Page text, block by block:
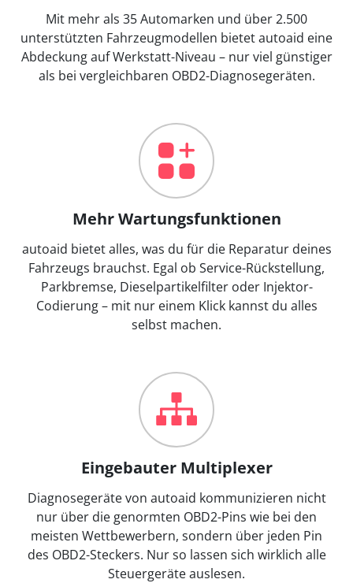
Mit mehr als 35 Automarken und über 2.500
unterstützten Fahrzeugmodellen bietet autoaid eine
Abdeckung auf Werkstatt-Niveau – nur viel günstiger
als bei vergleichbaren OBD2-Diagnosegeräten.
Mehr Wartungsfunktionen
autoaid bietet alles, was du für die Reparatur deines
Fahrzeugs brauchst. Egal ob Service-Rückstellung,
Parkbremse, Dieselpartikelfilter oder Injektor-
Codierung – mit nur einem Klick kannst du alles
selbst machen.
Eingebauter Multiplexer
Diagnosegeräte von autoaid kommunizieren nicht
nur über die genormten OBD2-Pins wie bei den
meisten Wettbewerbern, sondern über jeden Pin
des OBD2-Steckers. Nur so lassen sich wirklich alle
Steuergeräte auslesen.